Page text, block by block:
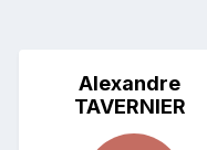
Alexandre
TAVERNIER